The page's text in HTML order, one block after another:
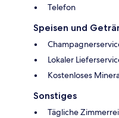
Telefon
Speisen und
Lokaler
Kostenloses
Sonstiges
Tägliche